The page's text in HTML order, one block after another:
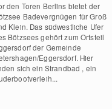
den Toren Berlins bietet der
Badevergnügen für Groß
Klein. Das südwestliche Ufer
Bötzsees gehört zum Ortsteil
der Gemeinde
Eggersdorf. Hier
sich ein Strandbad , ein